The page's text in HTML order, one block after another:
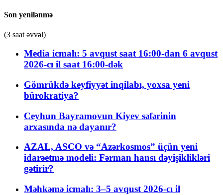
Son yenilənmə
(3 saat əvvəl)
Media icmalı: 5 avqust saat 16:00-dan 6 avqust
2026-cı il saat 16:00-dək
Gömrükdə keyfiyyət inqilabı, yoxsa yeni
bürokratiya?
Ceyhun Bayramovun Kiyev səfərinin
arxasında nə dayanır?
AZAL, ASCO və “Azərkosmos” üçün yeni
idarəetmə modeli: Fərman hansı dəyişiklikləri
gətirir?
Məhkəmə icmalı: 3–5 avqust 2026-cı il